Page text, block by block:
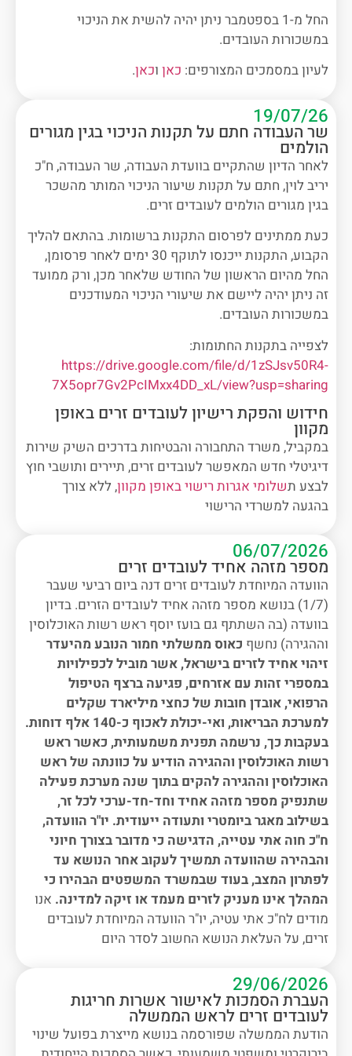
החל מ-1 בספטמבר ניתן יהיה להשית את הניכוי
במשכורות העובדים.
לעיון במסמכים המצורפים: כאן וכאן.
19/07/26
שר העבודה חתם על תקנות הניכוי בגין מגורים
הולמים
לאחר הדיון שהתקיים בוועדת העבודה, שר העבודה, ח"כ
יריב לוין, חתם על תקנות שיעור הניכוי המותר מהשכר
בגין מגורים הולמים לעובדים זרים.
כעת ממתינים לפרסום התקנות ברשומות. בהתאם להליך
הקבוע, התקנות ייכנסו לתוקף 30 ימים לאחר פרסומן,
החל מהיום הראשון של החודש שלאחר מכן, ורק ממועד
זה ניתן יהיה ליישם את שיעורי הניכוי המעודכנים
במשכורות העובדים.
לצפייה בתקנות החתומות:
https://drive.google.com/file/d/1zSJsv50R4-
7X5opr7Gv2PcIMxx4DD_xL/view?usp=sharing
חידוש והפקת רישיון לעובדים זרים באופן
מקוון
במקביל, משרד התחבורה והבטיחות בדרכים השיק שירות
דיגיטלי חדש המאפשר לעובדים זרים, תיירים ותושבי חוץ
לבצע תשלומי אגרות רישוי באופן מקוון, ללא צורך
בהגעה למשרדי הרישוי
06/07/2026
מספר מזהה אחיד לעובדים זרים
הוועדה המיוחדת לעובדים זרים דנה ביום רביעי שעבר
(1/7) בנושא מספר מזהה אחיד לעובדים הזרים. בדיון
בוועדה (בה השתתף גם בועז יוסף ראש רשות האוכלוסין
וההגירה) נחשף כאוס ממשלתי חמור הנובע מהיעדר
זיהוי אחיד לזרים בישראל, אשר מוביל לכפילויות
במספרי זהות עם אזרחים, פגיעה ברצף הטיפול
הרפואי, אובדן חובות של כחצי מיליארד שקלים
למערכת הבריאות, ואי-יכולת לאכוף כ-140 אלף דוחות.
בעקבות כך, נרשמה תפנית משמעותית, כאשר ראש
רשות האוכלוסין וההגירה הודיע על כוונתה של ראש
האוכלוסין וההגירה להקים בתוך שנה מערכת פעילה
שתנפיק מספר מזהה אחיד וחד-חד-ערכי לכל זר,
בשילוב מאגר ביומטרי ותעודה ייעודית. יו"ר הוועדה,
ח"כ חוה אתי עטייה, הדגישה כי מדובר בצורך חיוני
והבהירה שהוועדה תמשיך לעקוב אחר הנושא עד
לפתרון המצב, בעוד שבמשרד המשפטים הבהירו כי
המהלך אינו מעניק לזרים מעמד או זיקה למדינה. אנו
מודים לח"כ אתי עטיה, יו"ר הוועדה המיוחדת לעובדים
זרים, על העלאת הנושא החשוב לסדר היום
29/06/2026
העברת הסמכות לאישור אשרות חריגות
לעובדים זרים לראש הממשלה
הודעת הממשלה שפורסמה בנושא מייצרת בפועל שינוי